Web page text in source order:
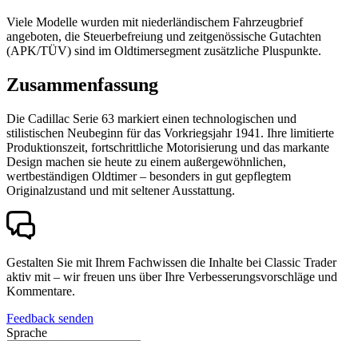
Viele Modelle wurden mit niederländischem Fahrzeugbrief
angeboten, die Steuerbefreiung und zeitgenössische Gutachten
(APK/TÜV) sind im Oldtimersegment zusätzliche Pluspunkte.
Zusammenfassung
Die Cadillac Serie 63 markiert einen technologischen und
stilistischen Neubeginn für das Vorkriegsjahr 1941. Ihre limitierte
Produktionszeit, fortschrittliche Motorisierung und das markante
Design machen sie heute zu einem außergewöhnlichen,
wertbeständigen Oldtimer – besonders in gut gepflegtem
Originalzustand und mit seltener Ausstattung.
Gestalten Sie mit Ihrem Fachwissen die Inhalte bei Classic Trader
aktiv mit – wir freuen uns über Ihre Verbesserungsvorschläge und
Kommentare.
Feedback senden
Sprache